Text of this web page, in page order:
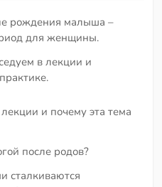
рождения малыша –
для женщины.
в лекции и
и почему эта тема
после родов?
сталкиваются